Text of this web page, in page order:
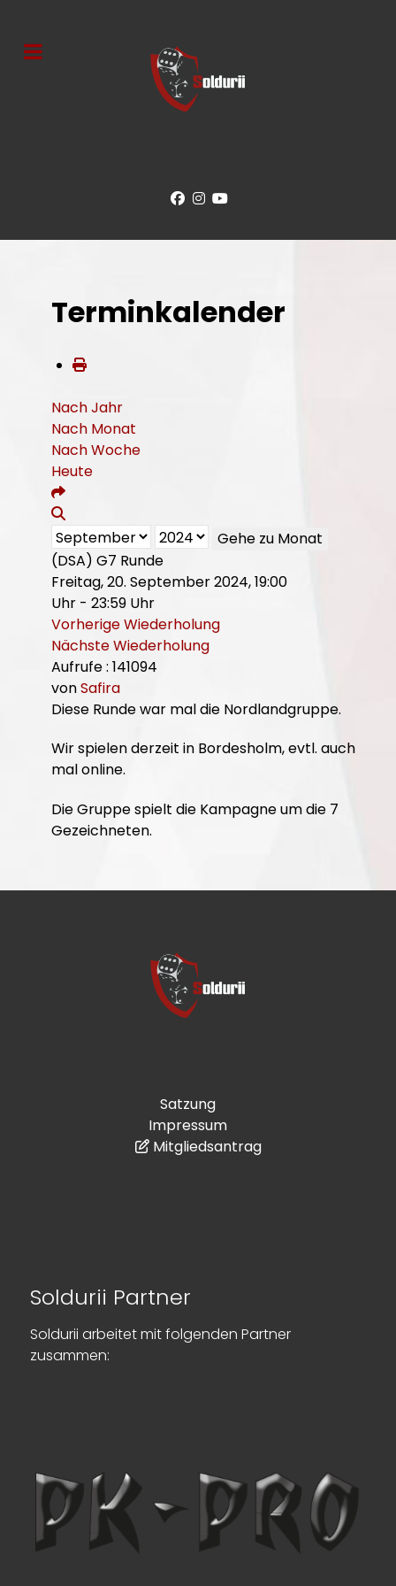
Terminkalender
Nach Jahr
Nach Monat
Nach Woche
Heute
Gehe zu Monat
(DSA) G7 Runde
Freitag, 20. September 2024, 19:00
Uhr - 23:59 Uhr
Vorherige Wiederholung
Nächste Wiederholung
Aufrufe: 141094
vonSafira
Diese Runde war mal die Nordlandgruppe.
Wir spielen derzeit in Bordesholm, evtl. auch
mal online.
Die Gruppe spielt die Kampagne um die 7
Gezeichneten.
Satzung
Impressum
Mitgliedsantrag
Soldurii Partner
Soldurii arbeitet mit folgenden Partner
zusammen: